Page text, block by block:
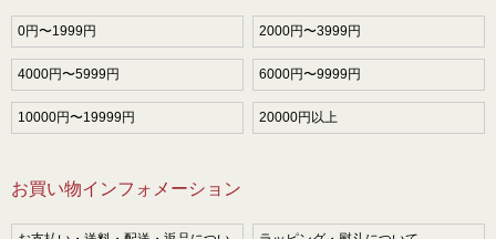
0円〜1999円 2000円〜3999円
4000円〜5999円 6000円〜9999円
10000円〜19999円 20000円以上
お買い物インフォメーション